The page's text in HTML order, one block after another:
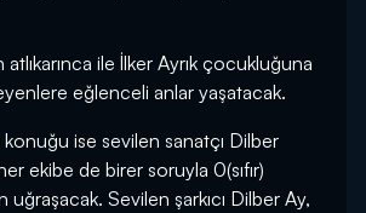
ile İlker Ayrık çocukluğuna
eğlenceli anlar yaşatacak.
konuğu ise sevilen sanatçı Dilber
ekibe de birer soruyla 0(sıfır)
uğraşacak. Sevilen şarkıcı Dilber Ay,